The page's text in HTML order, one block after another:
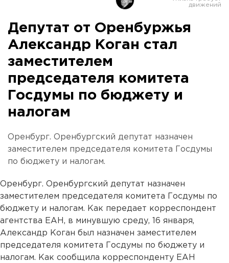
Депутат от Оренбуржья
Александр Коган стал
заместителем
председателя комитета
Госдумы по бюджету и
налогам
Оренбург. Оренбургский депутат назначен
заместителем председателя комитета Госдумы
по бюджету и налогам.
Оренбург. Оренбургский депутат назначен
заместителем председателя комитета Госдумы по
бюджету и налогам. Как передает корреспондент
агентства ЕАН, в минувшую среду, 16 января,
Александр Коган был назначен заместителем
председателя комитета Госдумы по бюджету и
налогам. Как сообщила корреспонденту ЕАН